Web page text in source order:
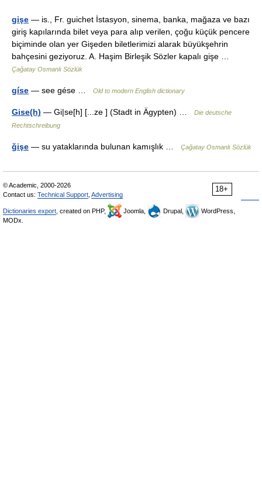
gişe — is., Fr. guichet İstasyon, sinema, banka, mağaza ve bazı
giriş kapılarında bilet veya para alıp verilen, çoğu küçük pencere
biçiminde olan yer Gişeden biletlerimizi alarak büyükşehrin
bahçesini geziyoruz. A. Haşim Birleşik Sözler kapalı gişe …
Çağatay Osmanlı Sözlük
gíse — see gése … Old to modern English dictionary
Gise(h) — Gi|se[h] [...ze ] (Stadt in Ägypten) …
Die deutsche
Rechtschreibung
ğişe — su yataklarında bulunan kamışlık … Çağatay Osmanlı Sözlük
18+
© Academic, 2000-2026
Contact us: Technical Support Advertising
Dictionaries export , created on PHP, Joomla, Drupal,
WordPress,
MODx.